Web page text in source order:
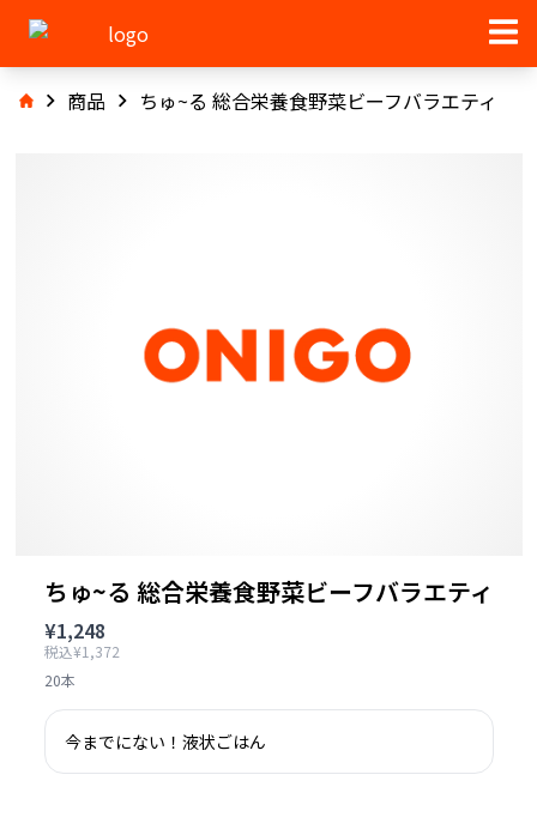
商品 ちゅ~る 総合栄養食野菜ビーフバラエティ
ちゅ~る 総合栄養食野菜ビーフバラエティ
¥1,248
税込¥1,372
20本
今までにない！液状ごはん